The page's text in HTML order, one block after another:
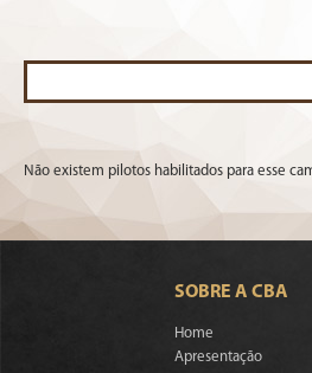
Não existem pilotos habilitados para esse
SOBRE A CBA
Home
Apresentação